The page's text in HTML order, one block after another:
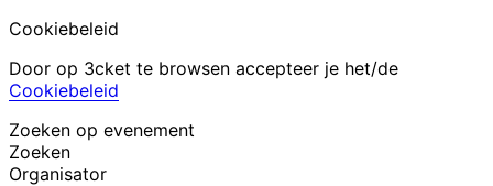
Cookiebeleid
Door op 3cket te browsen accepteer je het/de
Cookiebeleid
Zoeken op evenement
Zoeken
Organisator